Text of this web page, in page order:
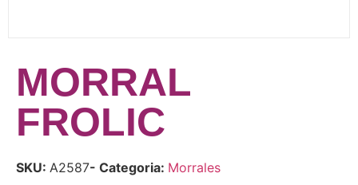
MORRAL
FROLIC
SKU: A2587- Categoria: Morrales